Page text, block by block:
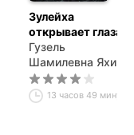
Зулейха
открывает глаза
Гузель
Шамилевна Яхина
13 часов 49 минут